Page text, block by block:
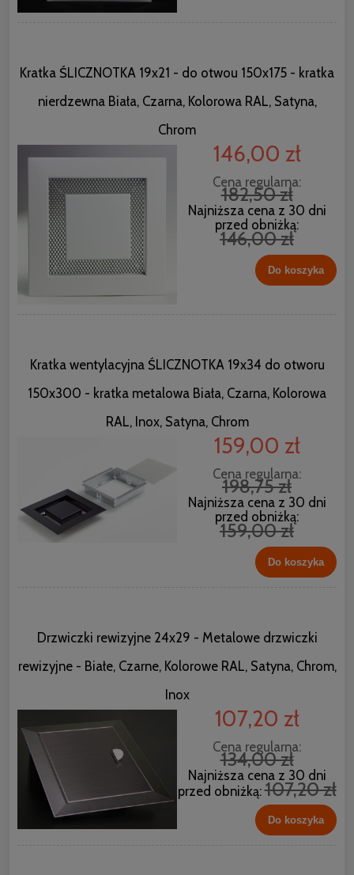
Kratka ŚLICZNOTKA 19x21 - do otwou 150x175 - kratka
nierdzewna Biała, Czarna, Kolorowa RAL, Satyna,
Chrom
146,00 zł
Cena regularna:
182,50 zł
Najniższa cena z 30 dni
przed obniżką:
146,00 zł
Do koszyka
Kratka wentylacyjna ŚLICZNOTKA 19x34 do otworu
150x300 - kratka metalowa Biała, Czarna, Kolorowa
RAL, Inox, Satyna, Chrom
159,00 zł
Cena regularna:
198,75 zł
Najniższa cena z 30 dni
przed obniżką:
159,00 zł
Do koszyka
Drzwiczki rewizyjne 24x29 - Metalowe drzwiczki
rewizyjne - Białe, Czarne, Kolorowe RAL, Satyna, Chrom,
Inox
107,20 zł
Cena regularna:
134,00 zł
Najniższa cena z 30 dni
przed obniżką:107,20 zł
Do koszyka